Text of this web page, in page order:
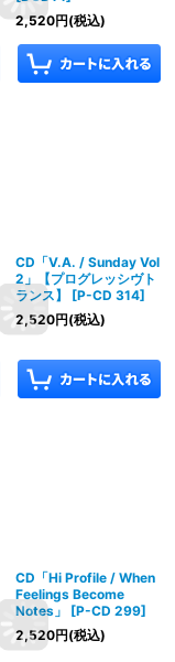
2,520円(税込)
CD「V.A. / Sunday Vol
2」【プログレッシヴト
ランス】
[P-CD 314]
2,520円(税込)
CD「Hi Profile / When
Feelings Become
Notes」
[P-CD 299]
2,520円(税込)